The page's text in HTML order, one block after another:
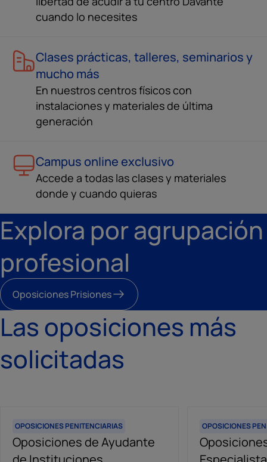
cuando lo necesites
Clases prácticas, talleres, seminarios y
mucho más
En nuestros centros físicos con
instalaciones y materiales de última
generación
Campus online exclusivo
Accede a todas las clases y materiales
donde y cuando quieras
Explora por agrupación
profesional
Oposiciones Prisiones
Las oposiciones más
solicitadas
OPOSICIONES PENITENCIARIAS
Oposiciones de Ayudante
OPOSICIONES